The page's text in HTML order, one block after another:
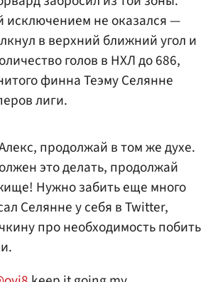
исключением не оказался —
в верхний ближний угол и
голов в НХЛ до 686,
финна Теэму Селянне
лиги.
продолжай в том же духе.
это делать, продолжай
Нужно забить еще много
Селянне у себя в Twitter,
про необходимость побить